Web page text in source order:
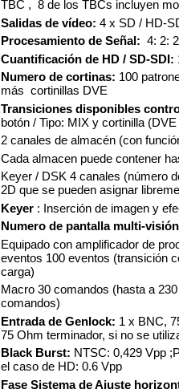
TBC , 8 de los TBCs incluyen
Salidas de vídeo: 4 x SD / HD-
Procesamiento de Señal: 4: 2:
Cuantificación de HD / SD-SDI:
Numero de cortinas: 100
más cortinillas DVE
Transiciones disponibles
botón / Tipo: MIX y cortinilla
2 canales de almacén (con
Cada almacen puede contener
Keyer / DSK 4 canales (número
2D que se pueden asignar
Keyer : Inserción de imagen y
Numero de pantalla multi-
Equipado con amplificador de
eventos 100 eventos (transición
carga)
Macro 30 comandos (hasta a
comandos)
Entrada de Genlock: 1 x BNC,
75 Ohm terminador, si no se
Black Burst: NTSC: 0,429 Vpp
el caso de HD: 0.6 Vpp
Fase Sistema de Ajuste